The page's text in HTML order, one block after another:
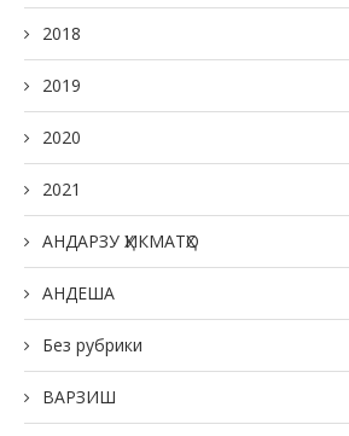
2018
2019
2020
2021
АНДАРЗУ ҲИКМАТҲО
АНДЕША
Без рубрики
ВАРЗИШ